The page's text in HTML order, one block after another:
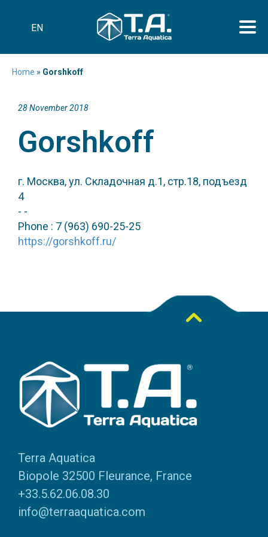
EN
Home » Gorshkoff
28 November 2018
Gorshkoff
г. Москва, ул. Складочная д.1, стр.18, подъезд
4
- -
Phone : 7 (963) 690-25-25
https://gorshkoff.ru/
Terra Aquatica
Biopole 32500 Fleurance, France
+33.5.62.06.08.30
info@terraaquatica.com